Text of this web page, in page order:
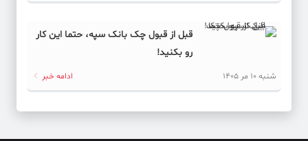
قبل از قبول چک بانک سپه، حتما این کار
رو بکنید!
شنبه 10 مر 1405 ادامه خبر